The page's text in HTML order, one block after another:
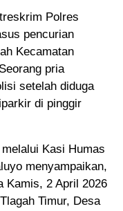
Polres
pencurian
Kecamatan
pria
setelah diduga
di pinggir
Kasi Humas
menyampaikan,
Kamis, 2 April 2026
Timur, Desa